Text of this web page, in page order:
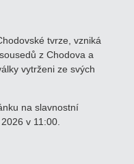
tvrze, vzniká
z Chodova a
vytrženi ze svých
na slavnostní
v 11:00.